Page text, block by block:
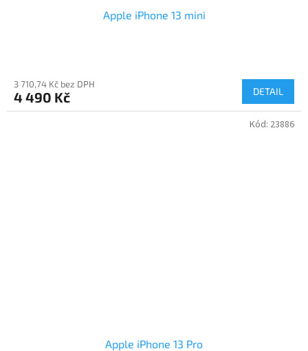
Apple iPhone 13 mini
3 710,74 Kč bez DPH
4 490 Kč DETAIL
Apple iPhone 13 Pro
Kód: 23886